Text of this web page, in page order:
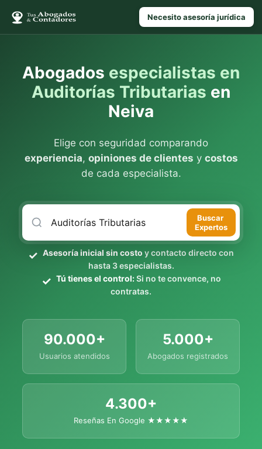
Necesito asesoría jurídica
Abogados especialistas en
Auditorías Tributarias en
Neiva
Elige con seguridad comparando
experiencia, opiniones de clientes y costos
de cada especialista.
Buscar
Expertos
Asesoría inicial sin costo y contacto directo con
hasta 3 especialistas.
Tú tienes el control:Si no te convence, no
contratas.
90.000+
Usuarios atendidos
5.000+
Abogados registrados
4.300+
Reseñas En Google ★★★★★